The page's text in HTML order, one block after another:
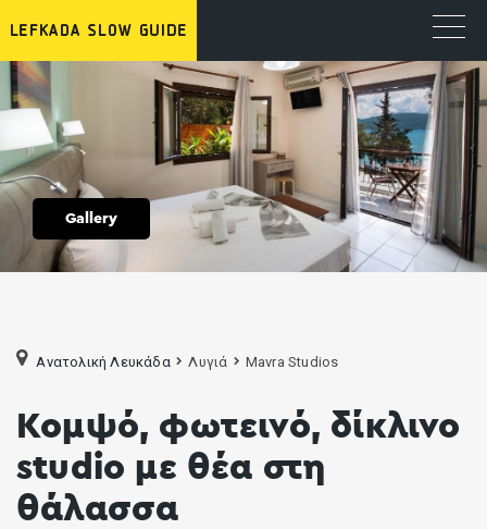
Gallery
Ανατολική Λευκάδα Λυγιά Mavra Studios
Κομψό, φωτεινό, δίκλινο
studio με θέα στη
θάλασσα